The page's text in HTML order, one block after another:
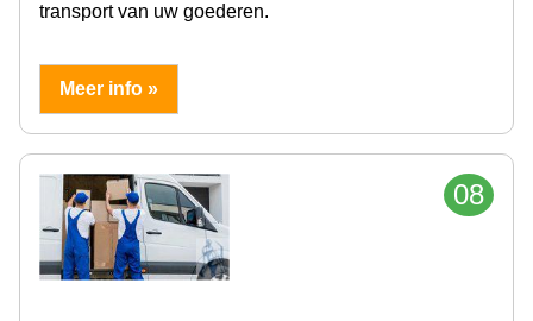
transport van uw goederen.
Meer info »
08